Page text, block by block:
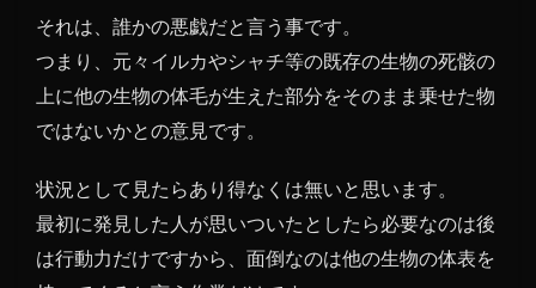
それは、誰かの悪戯だと言う事です。
つまり、元々イルカやシャチ等の既存の生物の死骸の
上に他の生物の体毛が生えた部分をそのまま乗せた物
ではないかとの意見です。
状況として見たらあり得なくは無いと思います。
最初に発見した人が思いついたとしたら必要なのは後
は行動力だけですから、面倒なのは他の生物の体表を